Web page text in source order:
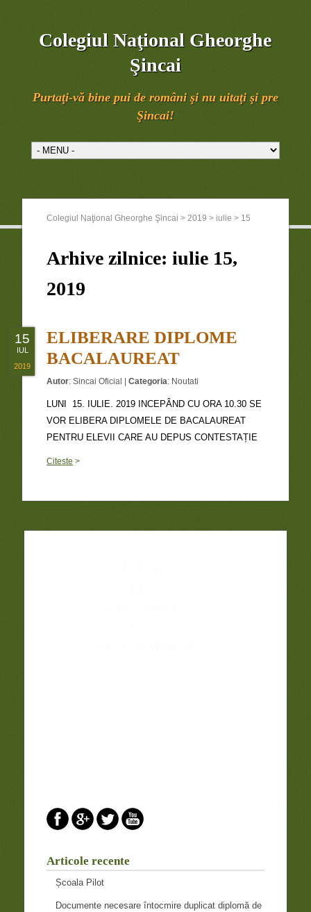
Colegiul Naţional Gheorghe
Şincai
Purtaţi-vă bine pui de români şi nu uitaţi şi pre
Şincai!
Colegiul Naţional Gheorghe Şincai >2019 >iulie > 15
Arhive zilnice:iulie 15,
2019
ELIBERARE DIPLOME
BACALAUREAT
Autor:Sincai Oficial |Categoria: Noutati
LUNI 15. IULIE. 2019 INCEPÂND CU ORA 10.30 SE
VOR ELIBERA DIPLOMELE DE BACALAUREAT
PENTRU ELEVII CARE AU DEPUS CONTESTAȚIE
Citeste >
15
IUL
2019
Articole recente
Școala Pilot
Documente necesare întocmire duplicat diplomă de